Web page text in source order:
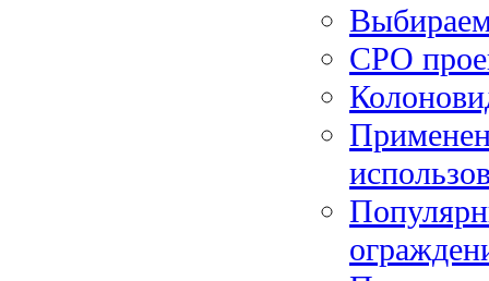
СРО